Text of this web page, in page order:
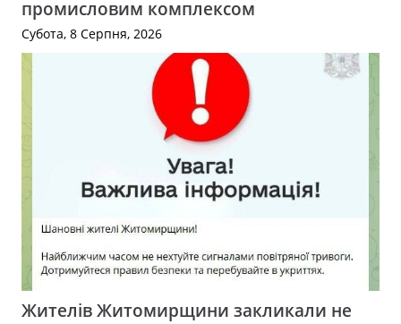
промисловим комплексом
Субота, 8 Серпня, 2026
Жителів Житомирщини закликали не